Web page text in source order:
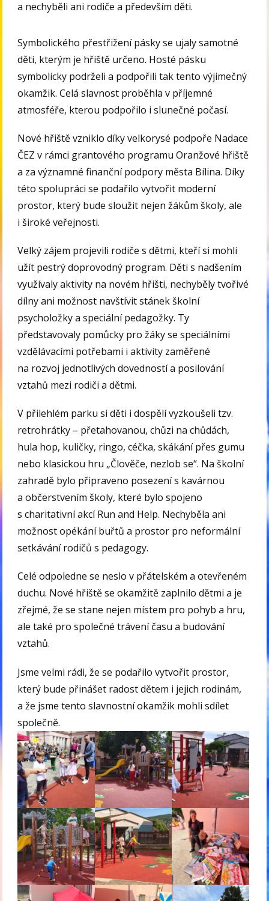
a nechyběli ani rodiče a především děti.
Symbolického přestřižení pásky se ujaly samotné
děti, kterým je hřiště určeno. Hosté pásku
symbolicky podrželi a podpořili tak tento výjimečný
okamžik. Celá slavnost proběhla v příjemné
atmosféře, kterou podpořilo i slunečné počasí.
Nové hřiště vzniklo díky velkorysé podpoře Nadace
ČEZ v rámci grantového programu Oranžové hřiště
a za významné finanční podpory města Bílina. Díky
této spolupráci se podařilo vytvořit moderní
prostor, který bude sloužit nejen žákům školy, ale
i široké veřejnosti.
Velký zájem projevili rodiče s dětmi, kteří si mohli
užít pestrý doprovodný program. Děti s nadšením
využívaly aktivity na novém hřišti, nechyběly tvořivé
dílny ani možnost navštívit stánek školní
psycholožky a speciální pedagožky. Ty
představovaly pomůcky pro žáky se speciálními
vzdělávacími potřebami i aktivity zaměřené
na rozvoj jednotlivých dovedností a posilování
vztahů mezi rodiči a dětmi.
V přilehlém parku si děti i dospělí vyzkoušeli tzv.
retrohrátky – přetahovanou, chůzi na chůdách,
hula hop, kuličky, ringo, céčka, skákání přes gumu
nebo klasickou hru „Člověče, nezlob se“. Na školní
zahradě bylo připraveno posezení s kavárnou
a občerstvením školy, které bylo spojeno
s charitativní akcí Run and Help. Nechyběla ani
možnost opékání buřtů a prostor pro neformální
setkávání rodičů s pedagogy.
Celé odpoledne se neslo v přátelském a otevřeném
duchu. Nové hřiště se okamžitě zaplnilo dětmi a je
zřejmé, že se stane nejen místem pro pohyb a hru,
ale také pro společné trávení času a budování
vztahů.
Jsme velmi rádi, že se podařilo vytvořit prostor,
který bude přinášet radost dětem i jejich rodinám,
a že jsme tento slavnostní okamžik mohli sdílet
společně.